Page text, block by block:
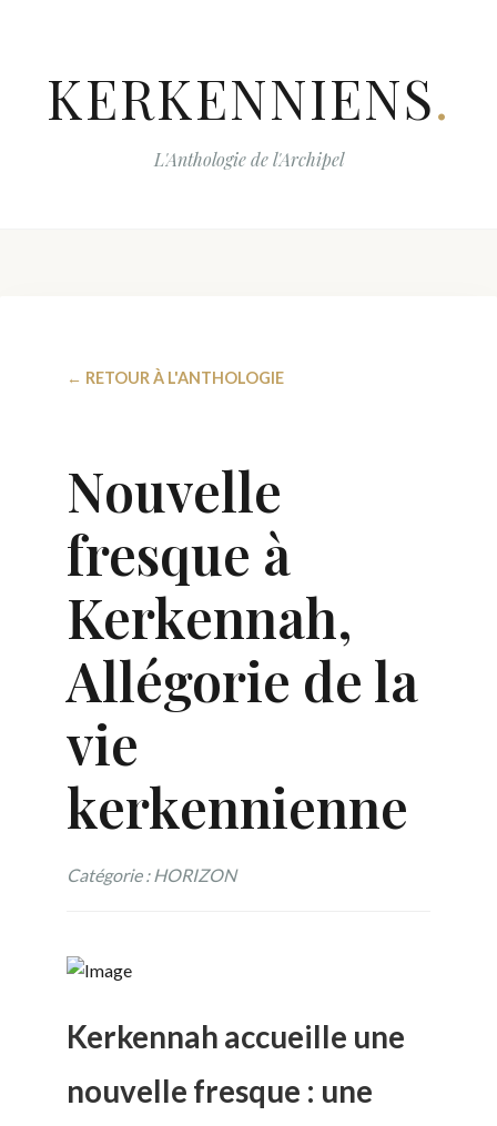
KERKENNIENS.
L'Anthologie de l'Archipel
← RETOUR À L'ANTHOLOGIE
Nouvelle
fresque à
Kerkennah,
Allégorie de la
vie
kerkennienne
Catégorie : HORIZON
Kerkennah accueille une
nouvelle fresque : une